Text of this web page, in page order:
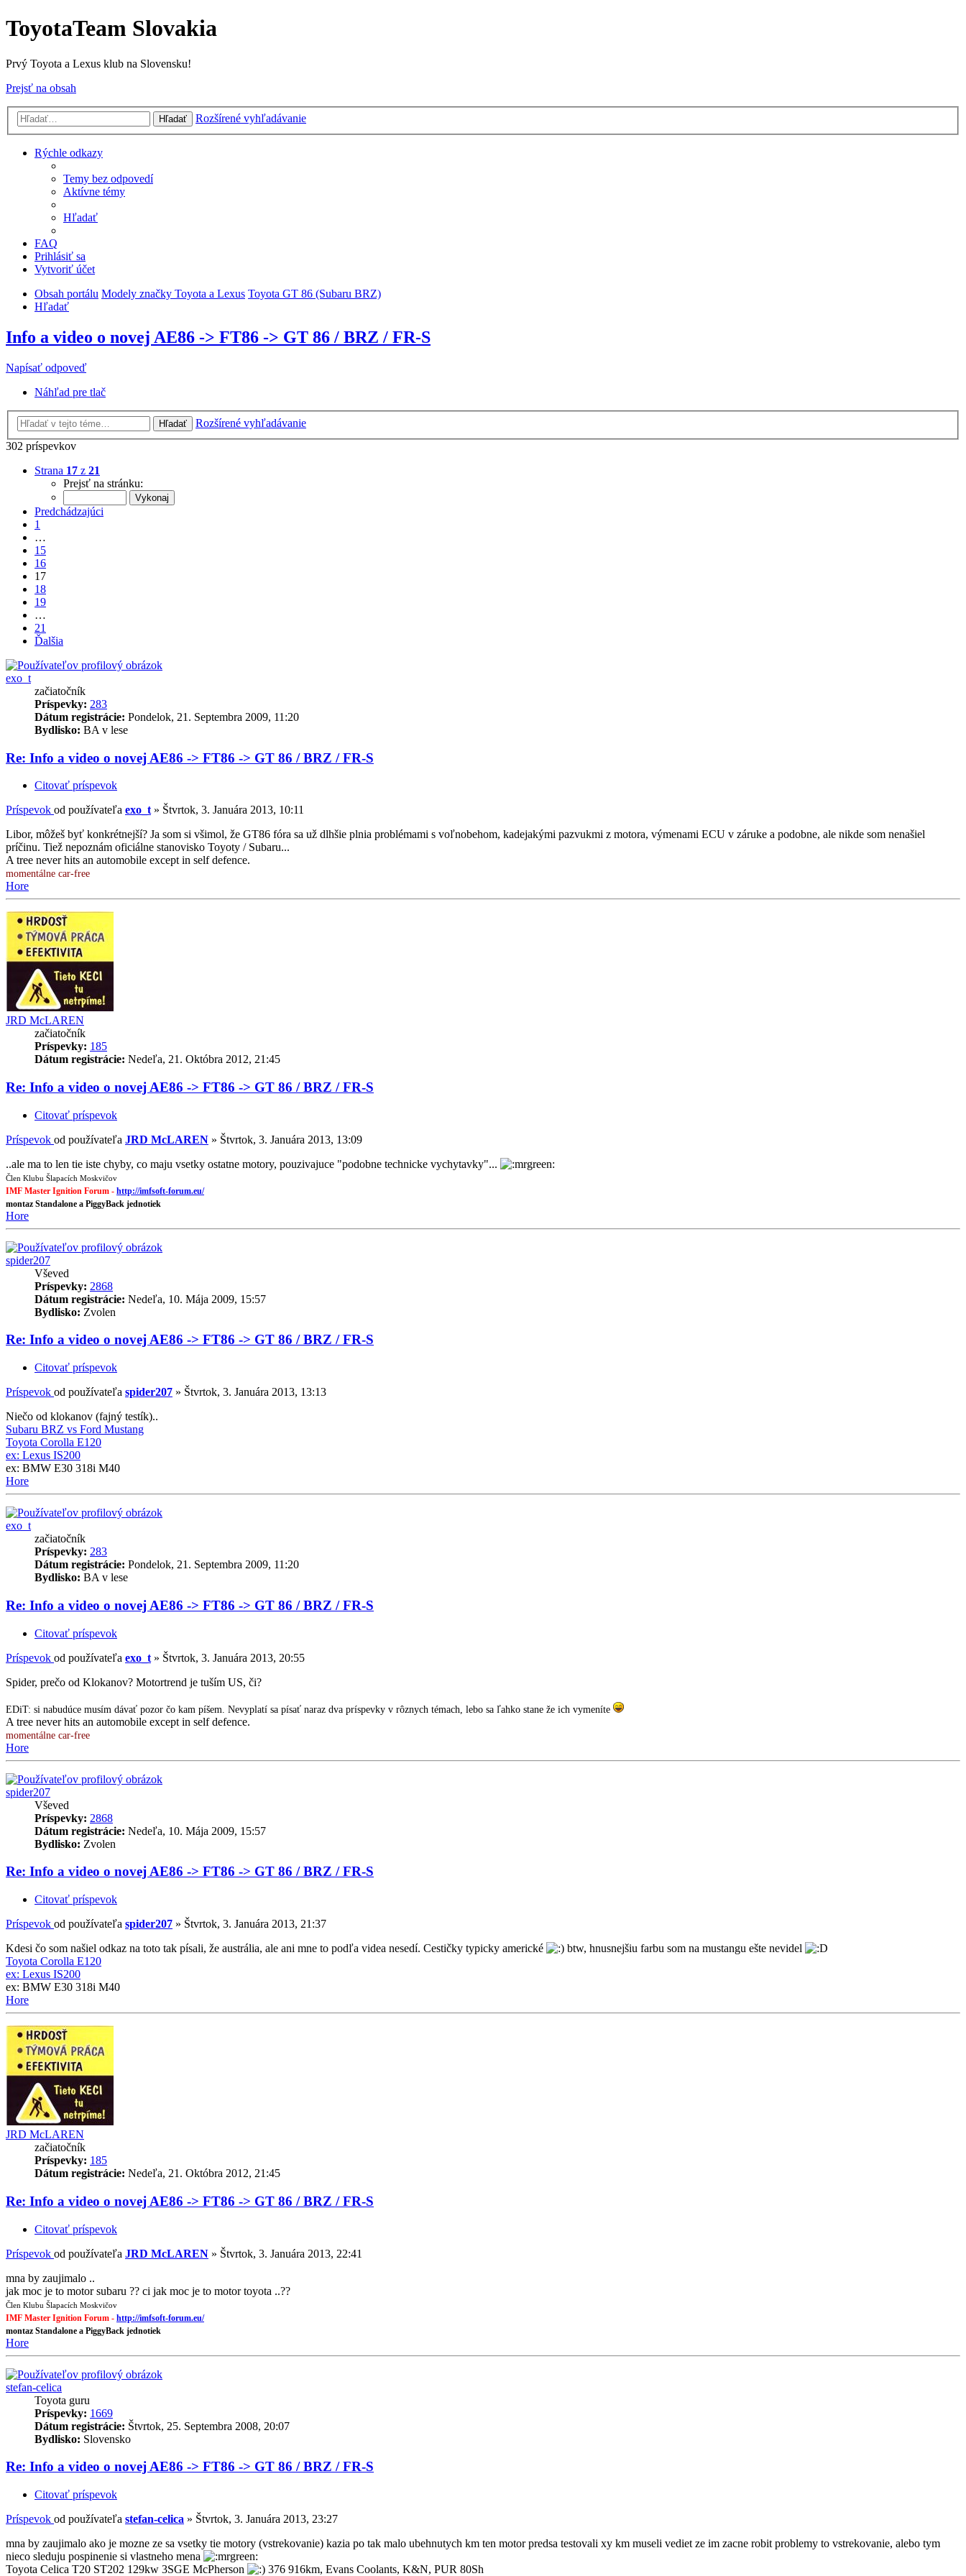
ToyotaTeam Slovakia
Prvý Toyota a Lexus klub na Slovensku!
Prejsť na obsah
Hľadať Rozšírené vyhľadávanie
Rýchle odkazy
Temy bez odpovedí
Aktívne témy
Hľadať
FAQ
Prihlásiť sa
Vytvoriť účet
Obsah portálu Modely značky Toyota a Lexus Toyota GT 86 (Subaru BRZ)
Hľadať
Info a video o novej AE86 -> FT86 -> GT 86 / BRZ / FR-S
Napísať odpoveď
Náhľad pre tlač
Hľadať
Rozšírené vyhľadávanie
302 príspevkov
Strana 17 z 21
Prejsť na stránku:
Predchádzajúci
1
…
15
16
17
18
19
…
21
Ďalšia
exo_t
začiatočník
Príspevky: 283
Dátum registrácie: Pondelok, 21. Septembra 2009, 11:20
Bydlisko: BA v lese
Re: Info a video o novej AE86 -> FT86 -> GT 86 / BRZ / FR-S
Citovať príspevok
Príspevok od používateľa exo_t » Štvrtok, 3. Januára 2013, 10:11
Libor, môžeš byť konkrétnejší? Ja som si všimol, že GT86 fóra sa už dlhšie plnia problémami s voľnobehom, kadejakými pazvukmi z motora, výmenami ECU v záruke a podobne, ale nikde som nenašiel
príčinu. Tiež nepoznám oficiálne stanovisko Toyoty / Subaru...
A tree never hits an automobile except in self defence.
momentálne car-free
Hore
JRD McLAREN
začiatočník
Príspevky: 185
Dátum registrácie: Nedeľa, 21. Októbra 2012, 21:45
Re: Info a video o novej AE86 -> FT86 -> GT 86 / BRZ / FR-S
Citovať príspevok
Príspevok od používateľa JRD McLAREN » Štvrtok, 3. Januára 2013, 13:09
..ale ma to len tie iste chyby, co maju vsetky ostatne motory, pouzivajuce "podobne technicke vychytavky"...
Člen Klubu Šlapacích Moskvičov
IMF Master Ignition Forum - http://imfsoft-forum.eu/
montaz Standalone a PiggyBack jednotiek
Hore
spider207
Vševed
Príspevky: 2868
Dátum registrácie: Nedeľa, 10. Mája 2009, 15:57
Bydlisko: Zvolen
Re: Info a video o novej AE86 -> FT86 -> GT 86 / BRZ / FR-S
Citovať príspevok
Príspevok od používateľa spider207 » Štvrtok, 3. Januára 2013, 13:13
Niečo od klokanov (fajný testík)..
Subaru BRZ vs Ford Mustang
Toyota Corolla E120
ex: Lexus IS200
ex: BMW E30 318i M40
Hore
exo_t
začiatočník
Príspevky: 283
Dátum registrácie: Pondelok, 21. Septembra 2009, 11:20
Bydlisko: BA v lese
Re: Info a video o novej AE86 -> FT86 -> GT 86 / BRZ / FR-S
Citovať príspevok
Príspevok od používateľa exo_t » Štvrtok, 3. Januára 2013, 20:55
Spider, prečo od Klokanov? Motortrend je tuším US, či?
EDiT: si nabudúce musím dávať pozor čo kam píšem. Nevyplatí sa písať naraz dva príspevky v rôznych témach, lebo sa ľahko stane že ich vymeníte
A tree never hits an automobile except in self defence.
momentálne car-free
Hore
spider207
Vševed
Príspevky: 2868
Dátum registrácie: Nedeľa, 10. Mája 2009, 15:57
Bydlisko: Zvolen
Re: Info a video o novej AE86 -> FT86 -> GT 86 / BRZ / FR-S
Citovať príspevok
Príspevok od používateľa spider207 » Štvrtok, 3. Januára 2013, 21:37
Kdesi čo som našiel odkaz na toto tak písali, že austrália, ale ani mne to podľa videa nesedí. Cestičky typicky americké
btw, hnusnejšiu farbu som na mustangu ešte nevidel
Toyota Corolla E120
ex: Lexus IS200
ex: BMW E30 318i M40
Hore
JRD McLAREN
začiatočník
Príspevky: 185
Dátum registrácie: Nedeľa, 21. Októbra 2012, 21:45
Re: Info a video o novej AE86 -> FT86 -> GT 86 / BRZ / FR-S
Citovať príspevok
Príspevok od používateľa JRD McLAREN » Štvrtok, 3. Januára 2013, 22:41
mna by zaujimalo ..
jak moc je to motor subaru ?? ci jak moc je to motor toyota ..??
Člen Klubu Šlapacích Moskvičov
IMF Master Ignition Forum - http://imfsoft-forum.eu/
montaz Standalone a PiggyBack jednotiek
Hore
stefan-celica
Toyota guru
Príspevky: 1669
Dátum registrácie: Štvrtok, 25. Septembra 2008, 20:07
Bydlisko: Slovensko
Re: Info a video o novej AE86 -> FT86 -> GT 86 / BRZ / FR-S
Citovať príspevok
Príspevok od používateľa stefan-celica » Štvrtok, 3. Januára 2013, 23:27
mna by zaujimalo ako je mozne ze sa vsetky tie motory (vstrekovanie) kazia po tak malo ubehnutych km ten motor predsa testovali xy km museli vediet ze im zacne robit problemy to vstrekovanie, alebo tym
nieco sleduju pospinenie si vlastneho mena
Toyota Celica T20 ST202 129kw 3SGE McPherson
376 916km, Evans Coolants, K&N, PUR 80Sh